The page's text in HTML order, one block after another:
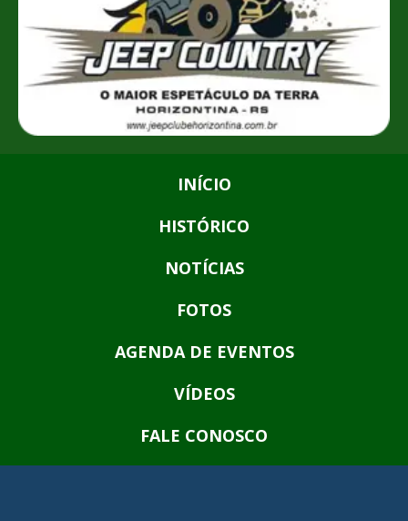
INÍCIO
HISTÓRICO
NOTÍCIAS
FOTOS
AGENDA DE EVENTOS
VÍDEOS
FALE CONOSCO